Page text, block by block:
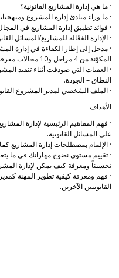
· ما هي إدارة المشاريع القانونية؟
· ما وراء مبادئ إدارة المشروع
· فوائد تطبيق إدارة المشاريع في
· الإدارة الفعّالة للمشاريع/المسائل
· مدخل إلى إطار الكفاءة في إدارة
المكوّنة من 4 مراحل و10 مجالات معرفة.
· العقبات التي صودفت أثناء تنفيذ
النطاق – الجودة.
· الملف الشخصي لمدير المشروع
الأهداف
· فهم المفاهيم الرئيسية لإدارة
على المسائل القانونية.
· الإلمام بمصطلحات إدارة المشاريع
· تقييم مستوى نضوج مهاراتك في ما
تحسيناً ومعرفة كيف يمكن لإدارة
· فهم ومعرفة كيفية تطوير المهنة
القانونيين الآخرين.